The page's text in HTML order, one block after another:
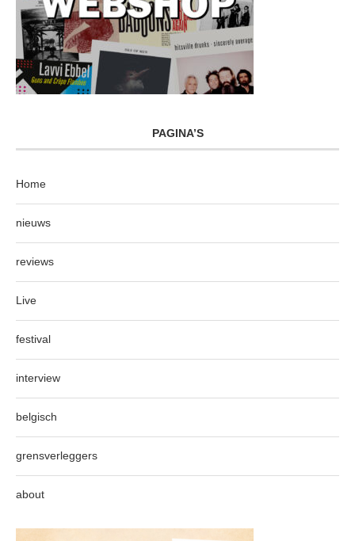
PAGINA’S
Home
nieuws
reviews
Live
festival
interview
belgisch
grensverleggers
about